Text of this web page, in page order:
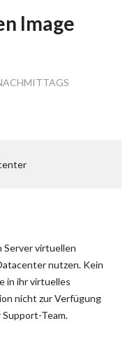
Image
Server virtuellen
nutzen. Kein
in ihr virtuelles
nicht zur Verfügung
Team.